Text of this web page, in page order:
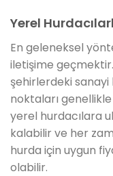
Yerel
En geleneksel
iletişime
şehirlerdeki
noktaları
yerel hurdacılara
kalabilir ve her
hurda için uygun
olabilir.